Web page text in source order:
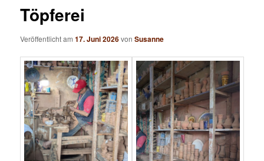
Töpferei
Veröffentlicht am17. Juni 2026vonSusanne